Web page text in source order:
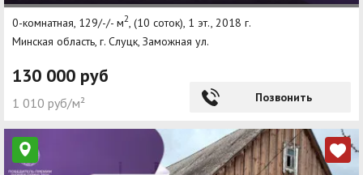
0-комнатная, 129/-/- м2 , (10 соток), 1 эт., 2018 г.
Минская область, г. Слуцк, Заможная ул.
130 000 руб
1 010 руб/м² Позвонить